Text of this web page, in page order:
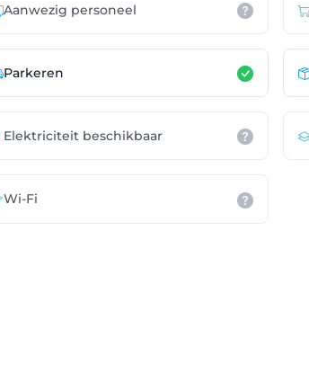
Aanwezig personeel
Parkeren
Elektriciteit beschikbaar
Wi-Fi